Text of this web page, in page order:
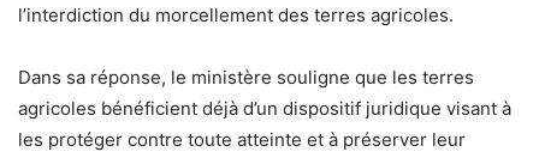
l’interdiction du morcellement des terres agricoles.
Dans sa réponse, le ministère souligne que les terres
agricoles bénéficient déjà d’un dispositif juridique visant à
les protéger contre toute atteinte et à préserver leur